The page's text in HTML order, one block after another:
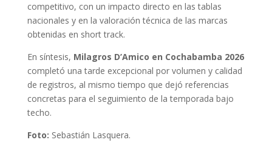
competitivo, con un impacto directo en las tablas
nacionales y en la valoración técnica de las marcas
obtenidas en short track.
En síntesis, Milagros D’Amico en Cochabamba 2026
completó una tarde excepcional por volumen y calidad
de registros, al mismo tiempo que dejó referencias
concretas para el seguimiento de la temporada bajo
techo.
Foto: Sebastián Lasquera.